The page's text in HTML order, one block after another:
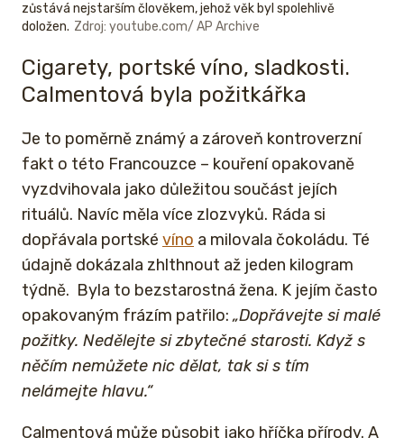
zůstává nejstarším člověkem, jehož věk byl spolehlivě
doložen. Zdroj: youtube.com/ AP Archive
Cigarety, portské víno, sladkosti.
Calmentová byla požitkářka
Je to poměrně známý a zároveň kontroverzní
fakt o této Francouzce – kouření opakovaně
vyzdvihovala jako důležitou součást jejích
rituálů. Navíc měla více zlozvyků. Ráda si
dopřávala portské víno a milovala čokoládu. Té
údajně dokázala zhlthnout až jeden kilogram
týdně. Byla to bezstarostná žena. K jejím často
opakovaným frázím patřilo: „Dopřávejte si malé
požitky. Nedělejte si zbytečné starosti. Když s
něčím nemůžete nic dělat, tak si s tím
nelámejte hlavu.“
Calmentová může působit jako hříčka přírody. A